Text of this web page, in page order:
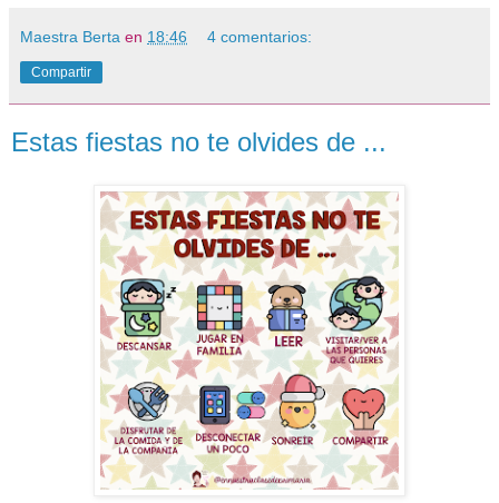
Maestra Berta en 18:46 4 comentarios:
Compartir
Estas fiestas no te olvides de ...